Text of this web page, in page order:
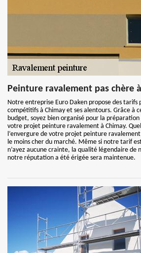
Peinture ravalement pas chère
Notre entreprise Euro Daken propose des
compétitifs à Chimay et ses alentours. Grâce à
budget, soyez bien organisé pour la
votre projet peinture ravalement à Chimay.
l’envergure de votre projet peinture
le moins cher du marché. Même si notre tarif
n’ayez aucune crainte, la qualité légendaire de
notre réputation a été érigée sera maintenue.